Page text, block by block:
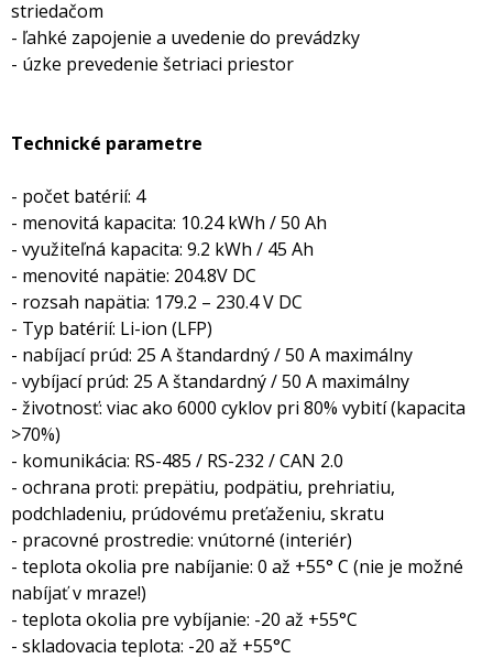
striedačom
- ľahké zapojenie a uvedenie do prevádzky
- úzke prevedenie šetriaci priestor
Technické parametre
- počet batérií: 4
- menovitá kapacita: 10.24 kWh / 50 Ah
- využiteľná kapacita: 9.2 kWh / 45 Ah
- menovité napätie: 204.8V DC
- rozsah napätia: 179.2 – 230.4 V DC
- Typ batérií: Li-ion (LFP)
- nabíjací prúd: 25 A štandardný / 50 A maximálny
- vybíjací prúd: 25 A štandardný / 50 A maximálny
- životnosť: viac ako 6000 cyklov pri 80% vybití (kapacita
>70%)
- komunikácia: RS-485 / RS-232 / CAN 2.0
- ochrana proti: prepätiu, podpätiu, prehriatiu,
podchladeniu, prúdovému preťaženiu, skratu
- pracovné prostredie: vnútorné (interiér)
- teplota okolia pre nabíjanie: 0 až +55° C (nie je možné
nabíjať v mraze!)
- teplota okolia pre vybíjanie: -20 až +55°C
- skladovacia teplota: -20 až +55°C